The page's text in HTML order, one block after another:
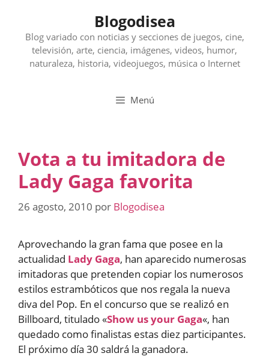
contenido
Blogodisea
Blog variado con noticias y secciones de juegos, cine,
televisión, arte, ciencia, imágenes, videos, humor,
naturaleza, historia, videojuegos, música o Internet
Menú
Vota a tu imitadora de
Lady Gaga favorita
26 agosto, 2010 por Blogodisea
Aprovechando la gran fama que posee en la
actualidad Lady Gaga, han aparecido numerosas
imitadoras que pretenden copiar los numerosos
estilos estrambóticos que nos regala la nueva
diva del Pop. En el concurso que se realizó en
Billboard, titulado «Show us your Gaga«, han
quedado como finalistas estas diez participantes.
El próximo día 30 saldrá la ganadora.